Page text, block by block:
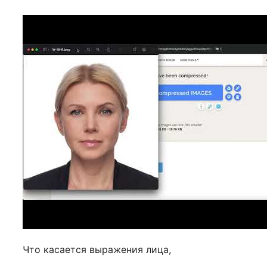
Что касается выражения лица,